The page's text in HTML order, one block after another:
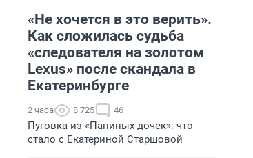
«Не хочется в это верить».
Как сложилась судьба
«следователя на золотом
Lexus» после скандала в
Екатеринбурге
2 часа 8 725 46
Пуговка из «Папиных дочек»: что
стало с Екатериной Старшовой